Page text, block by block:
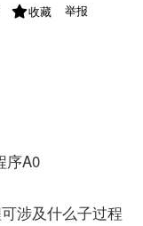
收藏 举报
序A0
涉及什么子过程